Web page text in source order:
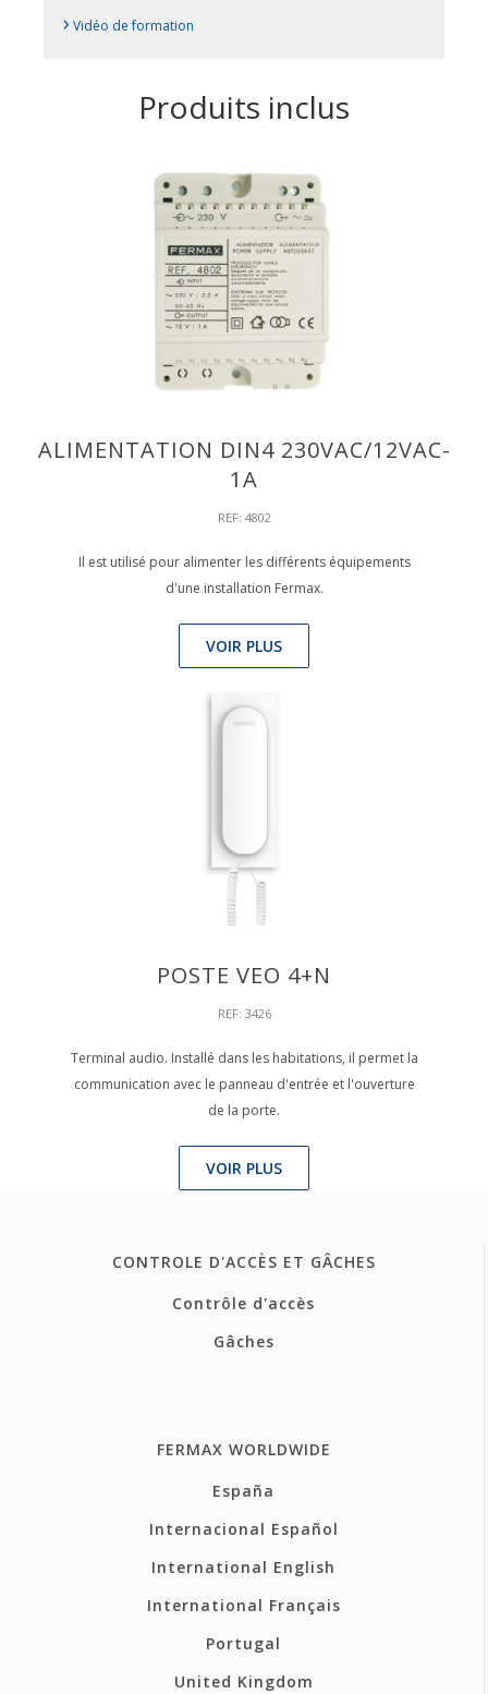
› Vidéo de formation
Produits inclus
ALIMENTATION DIN4 230VAC/12VAC-
1A
REF: 4802
Il est utilisé pour alimenter les différents équipements
d'une installation Fermax.
VOIR PLUS
POSTE VEO 4+N
REF: 3426
Terminal audio. Installé dans les habitations, il permet la
communication avec le panneau d'entrée et l'ouverture
de la porte.
VOIR PLUS
CONTROLE D'ACCÈS ET GÂCHES
Contrôle d'accès
Gâches
FERMAX WORLDWIDE
España
Internacional Español
International English
International Français
Portugal
United Kingdom